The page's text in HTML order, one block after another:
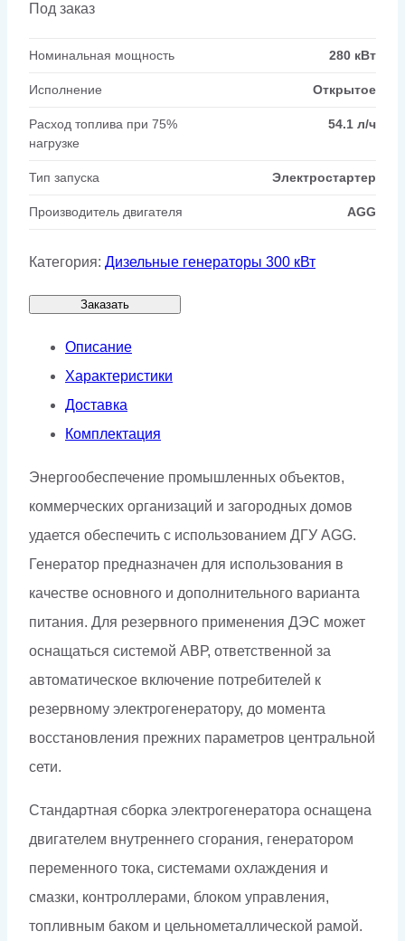
Под заказ
Номинальная мощность 280 кВт
Исполнение Открытое
Расход топлива при 75%
нагрузке
54.1 л/ч
Тип запуска Электростартер
Производитель двигателя AGG
Категория: Дизельные генераторы 300 кВт
Заказать
Описание
Характеристики
Доставка
Комплектация
Энергообеспечение промышленных объектов,
коммерческих организаций и загородных домов
удается обеспечить с использованием ДГУ AGG.
Генератор предназначен для использования в
качестве основного и дополнительного варианта
питания. Для резервного применения ДЭС может
оснащаться системой АВР, ответственной за
автоматическое включение потребителей к
резервному электрогенератору, до момента
восстановления прежних параметров центральной
сети.
Стандартная сборка электрогенератора оснащена
двигателем внутреннего сгорания, генератором
переменного тока, системами охлаждения и
смазки, контроллерами, блоком управления,
топливным баком и цельнометаллической рамой.